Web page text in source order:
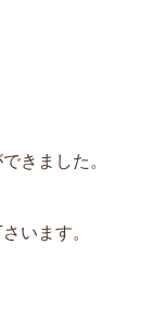
きました。
います。